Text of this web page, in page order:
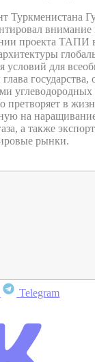
Туркменистана
проекта ТАПИ
условий для
государства,
углеводородных
претворяет в
на
а также
рынки.
Telegram